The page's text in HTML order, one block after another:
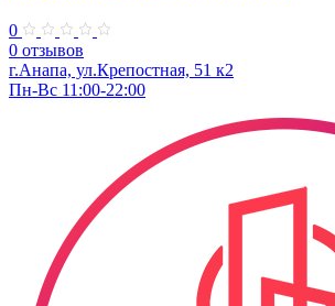
0
0 отзывов
г.Анапа, ул.Крепостная, 51 к2
Пн-Вс 11:00-22:00